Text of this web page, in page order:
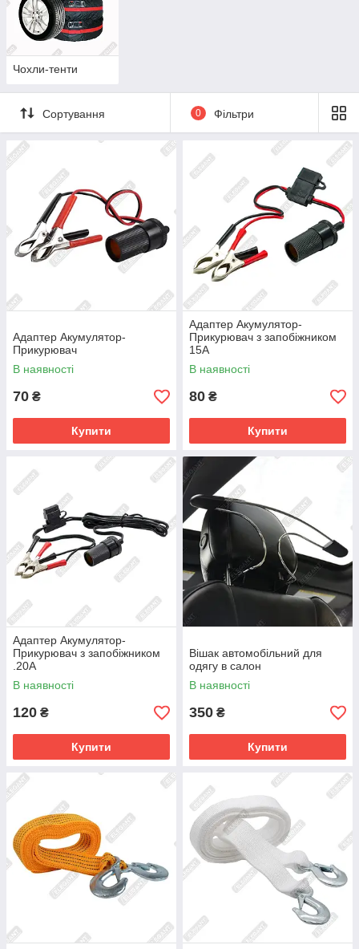
Чохли-тенти
Сортування 0 Фільтри
Адаптер Акумулятор-
Прикурювач
В наявності
70 ₴
Купити
Адаптер Акумулятор-
Прикурювач з запобіжником
15А
В наявності
80 ₴
Купити
Адаптер Акумулятор-
Прикурювач з запобіжником
.20А
В наявності
120 ₴
Купити
Вішак автомобільний для
одягу в салон
В наявності
350 ₴
Купити